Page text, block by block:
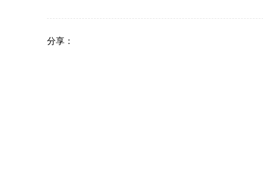
分享：